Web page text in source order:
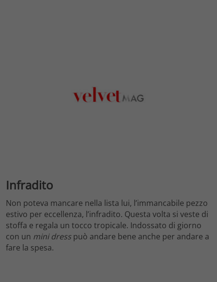
Infradito
Non poteva mancare nella lista lui, l’immancabile pezzo
estivo per eccellenza, l’infradito. Questa volta si veste di
stoffa e regala un tocco tropicale. Indossato di giorno
con un mini dress può andare bene anche per andare a
fare la spesa.